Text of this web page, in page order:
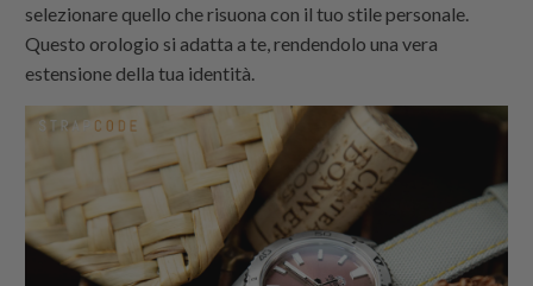
selezionare quello che risuona con il tuo stile personale.
Questo orologio si adatta a te, rendendolo una vera
estensione della tua identità.